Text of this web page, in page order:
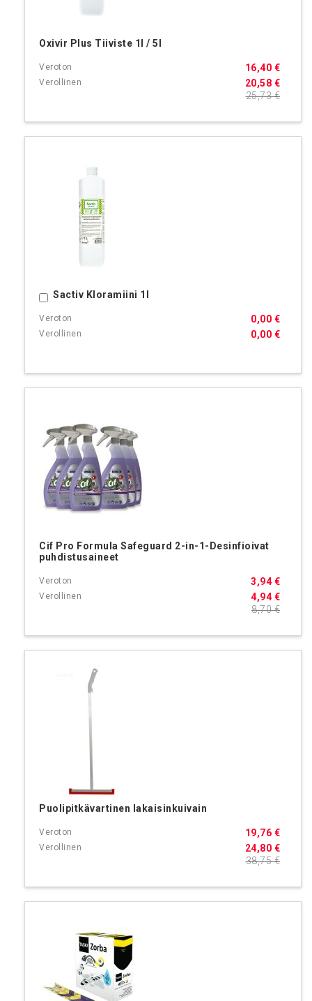
Oxivir Plus Tiiviste 1l / 5l
20,58 €
16,40 €
25,73 €
Sactiv Kloramiini 1l
0,00 €
0,00 €
Ostoskoriin
Cif Pro Formula Safeguard 2-in-1-Desinfioivat
puhdistusaineet
4,94 €
3,94 €
8,70 €
Puolipitkävartinen lakaisinkuivain
24,80 €
19,76 €
38,75 €